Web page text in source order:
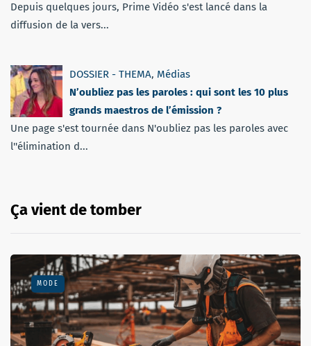
Depuis quelques jours, Prime Vidéo s'est lancé dans la
diffusion de la vers...
DOSSIER - THEMA, Médias
N’oubliez pas les paroles : qui sont les 10 plus
grands maestros de l’émission ?
Une page s'est tournée dans N'oubliez pas les paroles avec
l''élimination d...
Ça vient de tomber
MODE